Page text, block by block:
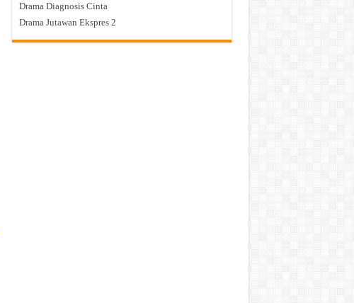
Drama Diagnosis Cinta
Drama Jutawan Ekspres 2